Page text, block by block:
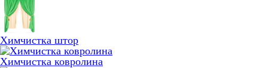
Химчистка штор
Химчистка ковролина